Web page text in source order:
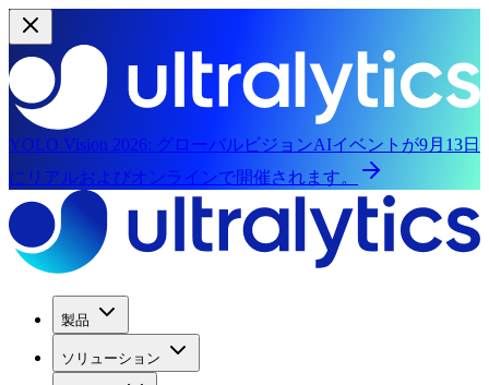
YOLO Vision 2026: グローバルビジョンAIイベントが9月13日
にリアルおよびオンラインで開催されます。
製品
ソリューション